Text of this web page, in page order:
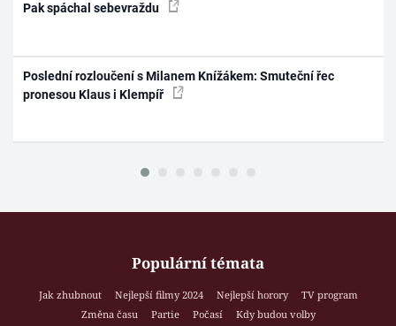
Pak spáchal sebevraždu
Poslední rozloučení s Milanem Knížákem: Smuteční řec
pronesou Klaus i Klempíř
Populární témata
Jak zhubnout Nejlepší filmy 2024 Nejlepší horory
TV program
Změna času
Partie Počasí
Kdy budou volby